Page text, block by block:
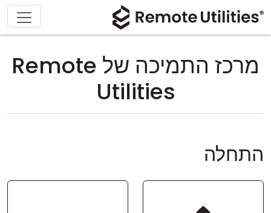
מרכז התמיכה של Remote
Utilities
התחלה